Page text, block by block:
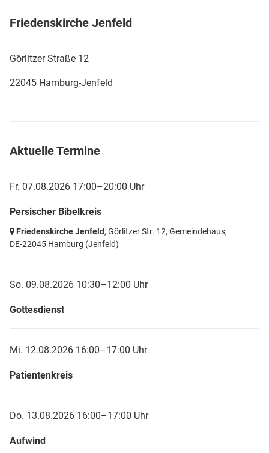
Friedenskirche Jenfeld
Görlitzer Straße 12
22045 Hamburg-Jenfeld
Aktuelle Termine
Fr. 07.08.2026 17:00–20:00 Uhr
Persischer Bibelkreis
Friedenskirche Jenfeld, Görlitzer Str. 12, Gemeindehaus,
DE-22045 Hamburg (Jenfeld)
So. 09.08.2026 10:30–12:00 Uhr
Gottesdienst
Mi. 12.08.2026 16:00–17:00 Uhr
Patientenkreis
Do. 13.08.2026 16:00–17:00 Uhr
Aufwind